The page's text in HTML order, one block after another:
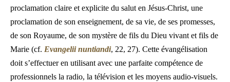
proclamation claire et explicite du salut en Jésus-Christ, une
proclamation de son enseignement, de sa vie, de ses promesses,
de son Royaume, de son mystère de fils du Dieu vivant et fils de
Marie (cf. Evangelii nuntiandi, 22, 27). Cette évangélisation
doit s’effectuer en utilisant avec une parfaite compétence de
professionnels la radio, la télévision et les moyens audio-visuels.